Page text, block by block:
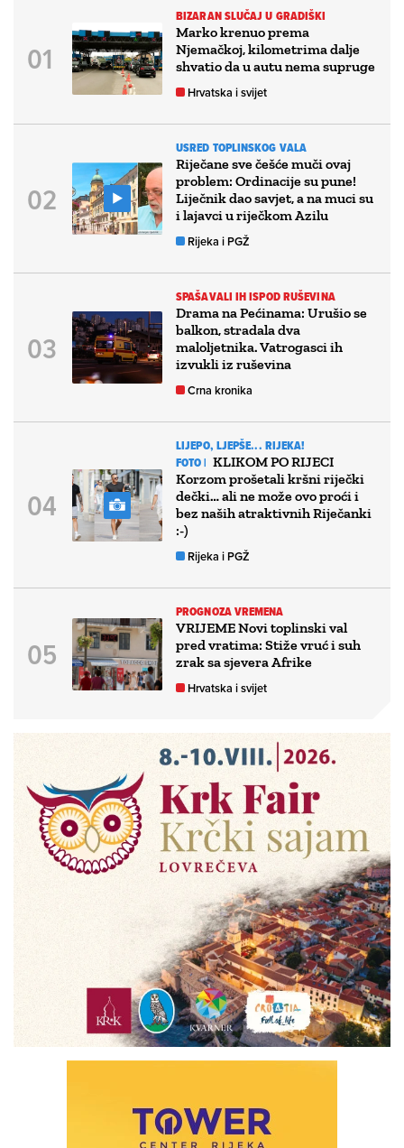
BIZARAN SLUČAJ U GRADIŠKI
Marko krenuo prema
Njemačkoj, kilometrima dalje
shvatio da u autu nema supruge
Hrvatska i svijet
USRED TOPLINSKOG VALA
Riječane sve češće muči ovaj
problem: Ordinacije su pune!
Liječnik dao savjet, a na muci su
i lajavci u riječkom Azilu
Rijeka i PGŽ
SPAŠAVALI IH ISPOD RUŠEVINA
Drama na Pećinama: Urušio se
balkon, stradala dva
maloljetnika. Vatrogasci ih
izvukli iz ruševina
Crna kronika
LIJEPO, LJEPŠE... RIJEKA!
FOTO | KLIKOM PO RIJECI
Korzom prošetali kršni riječki
dečki… ali ne može ovo proći i
bez naših atraktivnih Riječanki
:-)
Rijeka i PGŽ
PROGNOZA VREMENA
VRIJEME Novi toplinski val
pred vratima: Stiže vruć i suh
zrak sa sjevera Afrike
Hrvatska i svijet